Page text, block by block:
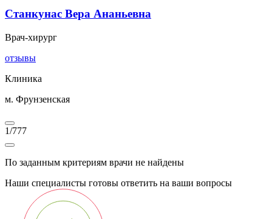
Станкунас Вера Ананьевна
Врач-хирург
отзывы
Клиника
м. Фрунзенская
1/777
По заданным критериям врачи не найдены
Наши специалисты готовы ответить на ваши вопросы